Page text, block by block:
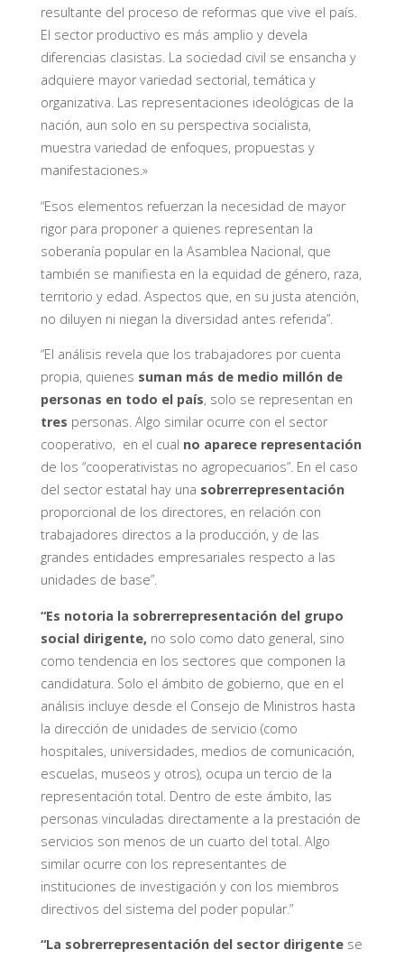
resultante del proceso de reformas que vive el país.
El sector productivo es más amplio y devela
diferencias clasistas. La sociedad civil se ensancha y
adquiere mayor variedad sectorial, temática y
organizativa. Las representaciones ideológicas de la
nación, aun solo en su perspectiva socialista,
muestra variedad de enfoques, propuestas y
manifestaciones.»
“Esos elementos refuerzan la necesidad de mayor
rigor para proponer a quienes representan la
soberanía popular en la Asamblea Nacional, que
también se manifiesta en la equidad de género, raza,
territorio y edad. Aspectos que, en su justa atención,
no diluyen ni niegan la diversidad antes referida”.
“El análisis revela que los trabajadores por cuenta
propia, quienes suman más de medio millón de
personas en todo el país, solo se representan en
tres personas. Algo similar ocurre con el sector
cooperativo, en el cual no aparece representación
de los “cooperativistas no agropecuarios”. En el caso
del sector estatal hay una sobrerrepresentación
proporcional de los directores, en relación con
trabajadores directos a la producción, y de las
grandes entidades empresariales respecto a las
unidades de base”.
“Es notoria la sobrerrepresentación del grupo
social dirigente, no solo como dato general, sino
como tendencia en los sectores que componen la
candidatura. Solo el ámbito de gobierno, que en el
análisis incluye desde el Consejo de Ministros hasta
la dirección de unidades de servicio (como
hospitales, universidades, medios de comunicación,
escuelas, museos y otros), ocupa un tercio de la
representación total. Dentro de este ámbito, las
personas vinculadas directamente a la prestación de
servicios son menos de un cuarto del total. Algo
similar ocurre con los representantes de
instituciones de investigación y con los miembros
directivos del sistema del poder popular.”
“La sobrerrepresentación del sector dirigentese